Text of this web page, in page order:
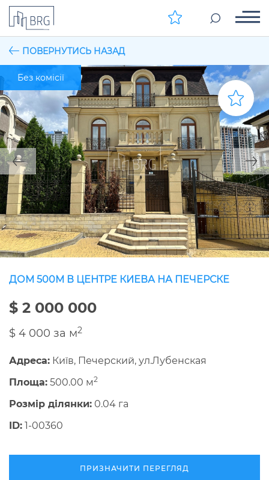
ПОВЕРНУТИСЬ НАЗАД
Без комісії
ДОМ 500М В ЦЕНТРЕ КИЕВА НА ПЕЧЕРСКЕ
$ 2 000 000
$ 4 000 за м2
Адреса: Київ, Печерский, ул.Лубенская
Площа: 500.00 м2
Розмір ділянки: 0.04 га
ID: 1-00360
ПРИЗНАЧИТИ ПЕРЕГЛЯД